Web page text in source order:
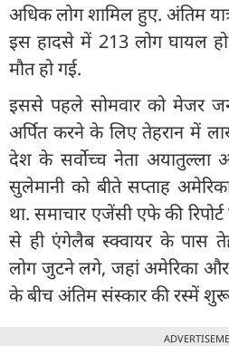
अधिक लोग शामिल हुए. अंतिम
इस हादसे में 213 लोग घायल
मौत हो गई.
इससे पहले सोमवार को मेजर
अर्पित करने के लिए तेहरान में
देश के सर्वोच्च नेता
सुलेमानी को बीते सप्ताह
था. समाचार एजेंसी एफे की
से ही एंगेलैब स्क्वायर के पास
लोग जुटने लगे, जहां अमेरिका
के बीच अंतिम संस्कार की रस्में